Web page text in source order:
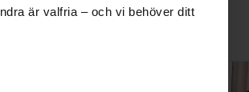
är valfria – och vi behöver ditt